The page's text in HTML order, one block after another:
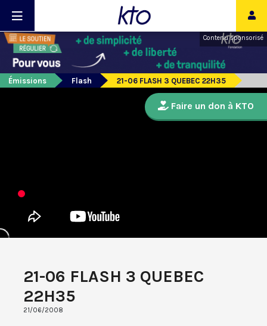
Contenu sponsorisé
Émissions Flash 21-06 FLASH 3 QUEBEC 22H35
21-06 FLASH 3 QUEBEC
22H35
21/06/2008
Faire un don à KTO